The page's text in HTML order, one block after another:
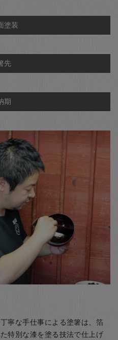
塗装
先
期
寧な手仕事による塗箸は、箔
特別な漆を塗る技法で仕上げ